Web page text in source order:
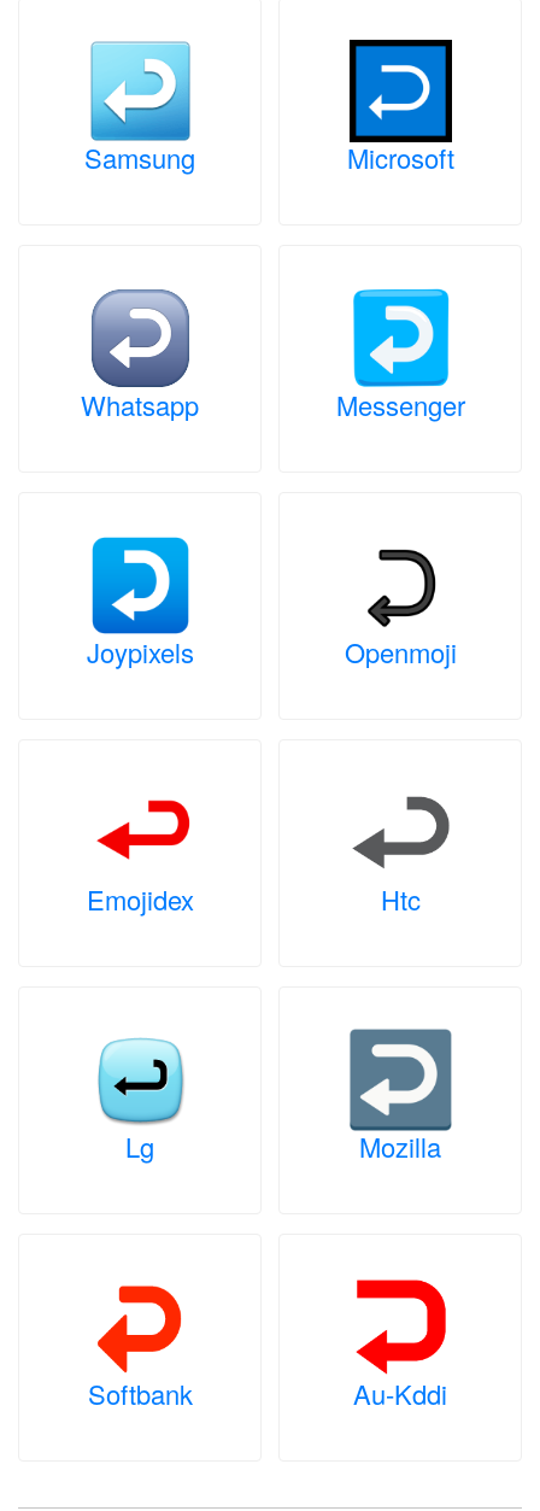
Samsung Microsoft
Whatsapp Messenger
Joypixels Openmoji
Emojidex Htc
Lg Mozilla
Softbank Au-Kddi